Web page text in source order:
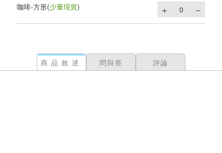
咖啡-方形(少量現貨)
商品敘述 問與答 評論